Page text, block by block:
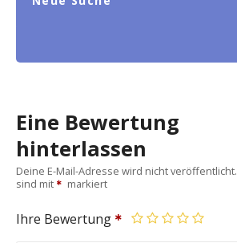
Eine Bewertung
hinterlassen
Deine E-Mail-Adresse wird nicht veröffentlicht.
sind mit
markiert
Ihre Bewertung